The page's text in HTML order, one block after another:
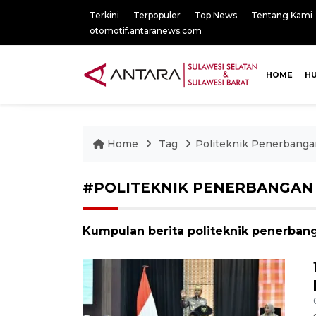
Terkini Terpopuler Top News
Tentang Kami
otomotif.antaranews.com
HOME
Home Tag Politeknik
#POLITEKNIK
Kumpulan berita politeknik